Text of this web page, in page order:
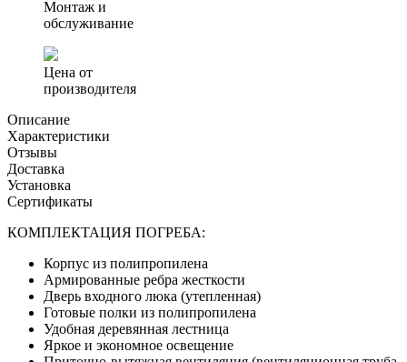
Монтаж и
обслуживание
Цена от
производителя
Описание
Характеристики
Отзывы
Доставка
Установка
Сертификаты
КОМПЛЕКТАЦИЯ ПОГРЕБА:
Корпус из полипропилена
Армированные ребра жесткости
Дверь входного люка (утепленная)
Готовые полки из полипропилена
Удобная деревянная лестница
Яркое и экономное освещение